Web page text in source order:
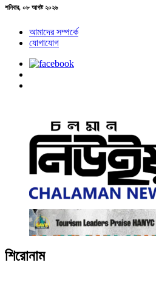
শনিবার, ০৮ আগষ্ট ২০২৬
আমাদের সম্পর্কে
যোগাযোগ
শিরোনাম